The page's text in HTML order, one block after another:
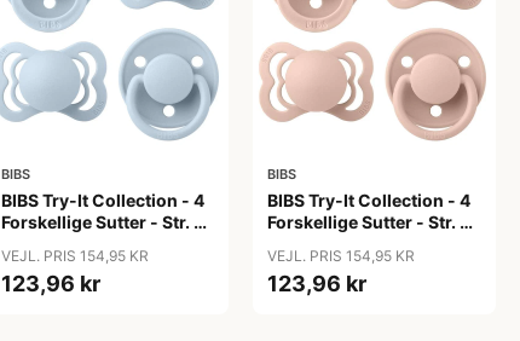
BIBS
BIBS Try-It Collection - 4
Forskellige Sutter - Str. 1 -
VEJL. PRIS 154,95 KR
123,96 kr
BIBS
BIBS Try-It Collection - 4
Forskellige Sutter - Str. 1 -
VEJL. PRIS 154,95 KR
123,96 kr